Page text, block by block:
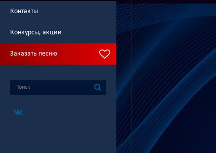
Контакты
Конкурсы, акции
Заказать песню